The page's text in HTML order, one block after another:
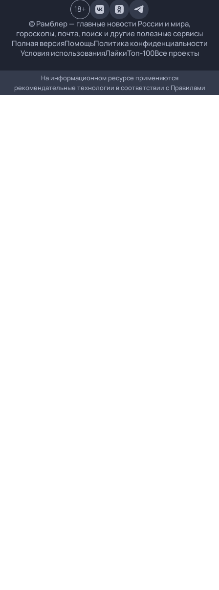
© Рамблер — главные новости России и мира,
гороскопы, почта, поиск и другие полезные сервисы
Полная версияПомощьПолитика конфиденциальности
Условия использованияЛайкиТоп-100Все проекты
18+
На информационном ресурсе применяются
рекомендательные технологии в соответствии с Правилами